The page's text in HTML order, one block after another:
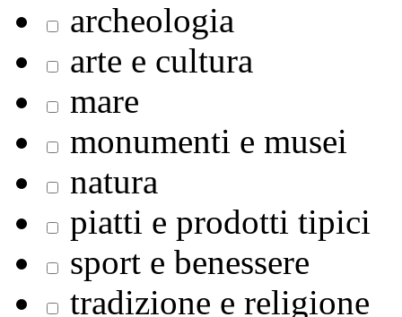
archeologia
arte e cultura
mare
monumenti e musei
natura
piatti e prodotti tipici
sport e benessere
tradizione e religione